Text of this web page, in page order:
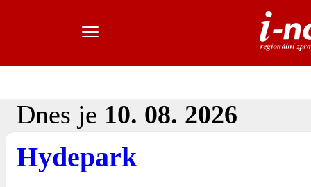
Dnes je 10. 08. 2026
Hydepark